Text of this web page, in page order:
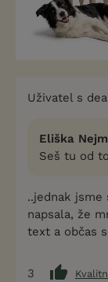
Uživatel s
Eliška
Seš tu od
..jednak jsme
napsala, že
text a občas
3